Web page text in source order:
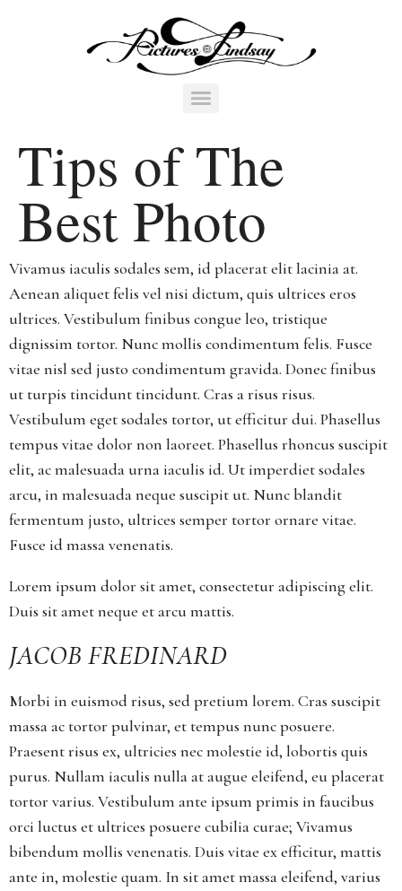
Tips of The
Best Photo
Vivamus iaculis sodales sem, id placerat elit lacinia at.
Aenean aliquet felis vel nisi dictum, quis ultrices eros
ultrices. Vestibulum finibus congue leo, tristique
dignissim tortor. Nunc mollis condimentum felis. Fusce
vitae nisl sed justo condimentum gravida. Donec finibus
ut turpis tincidunt tincidunt. Cras a risus risus.
Vestibulum eget sodales tortor, ut efficitur dui. Phasellus
tempus vitae dolor non laoreet. Phasellus rhoncus suscipit
elit, ac malesuada urna iaculis id. Ut imperdiet sodales
arcu, in malesuada neque suscipit ut. Nunc blandit
fermentum justo, ultrices semper tortor ornare vitae.
Fusce id massa venenatis.
Lorem ipsum dolor sit amet, consectetur adipiscing elit.
Duis sit amet neque et arcu mattis.
JACOB FREDINARD
Morbi in euismod risus, sed pretium lorem. Cras suscipit
massa ac tortor pulvinar, et tempus nunc posuere.
Praesent risus ex, ultricies nec molestie id, lobortis quis
purus. Nullam iaculis nulla at augue eleifend, eu placerat
tortor varius. Vestibulum ante ipsum primis in faucibus
orci luctus et ultrices posuere cubilia curae; Vivamus
bibendum mollis venenatis. Duis vitae ex efficitur, mattis
ante in, molestie quam. In sit amet massa eleifend, varius